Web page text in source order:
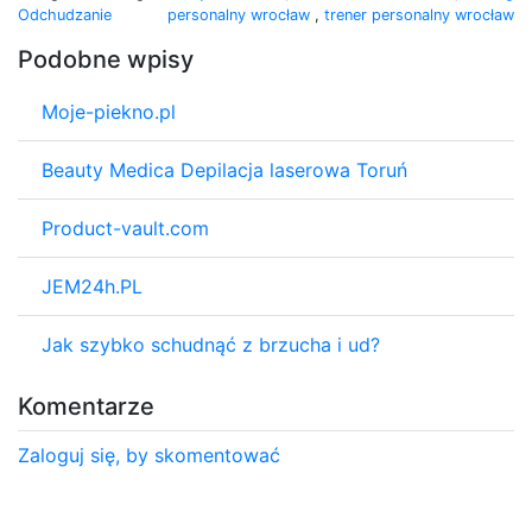
Odchudzanie
personalny wrocław , trener personalny wrocław
Podobne wpisy
Moje-piekno.pl
Beauty Medica Depilacja laserowa Toruń
Product-vault.com
JEM24h.PL
Jak szybko schudnąć z brzucha i ud?
Komentarze
Zaloguj się, by skomentować